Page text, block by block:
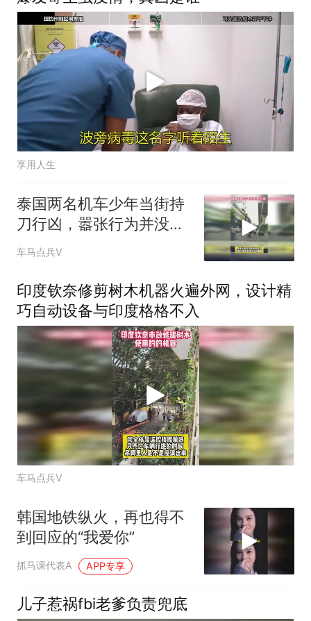
享用人生
泰国两名机车少年当街持
刀行凶，嚣张行为并没有
持续多久便被逮捕
车马点兵V
印度钦奈修剪树木机器火遍外网，设计精
巧自动设备与印度格格不入
车马点兵V
韩国地铁纵火，再也得不
到回应的“我爱你”
抓马课代表A APP专享
儿子惹祸fbi老爹负责兜底